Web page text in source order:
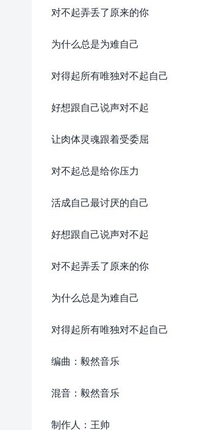
对不起弄丢了原来的你
为什么总是为难自己
对得起所有唯独对不起自己
好想跟自己说声对不起
让肉体灵魂跟着受委屈
对不起总是给你压力
活成自己最讨厌的自己
好想跟自己说声对不起
对不起弄丢了原来的你
为什么总是为难自己
对得起所有唯独对不起自己
编曲：毅然音乐
混音：毅然音乐
制作人：王帅